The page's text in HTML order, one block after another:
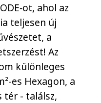
ahol az
teljesen új
a
Az
különleges
es Hexagon, a
tér - találsz,